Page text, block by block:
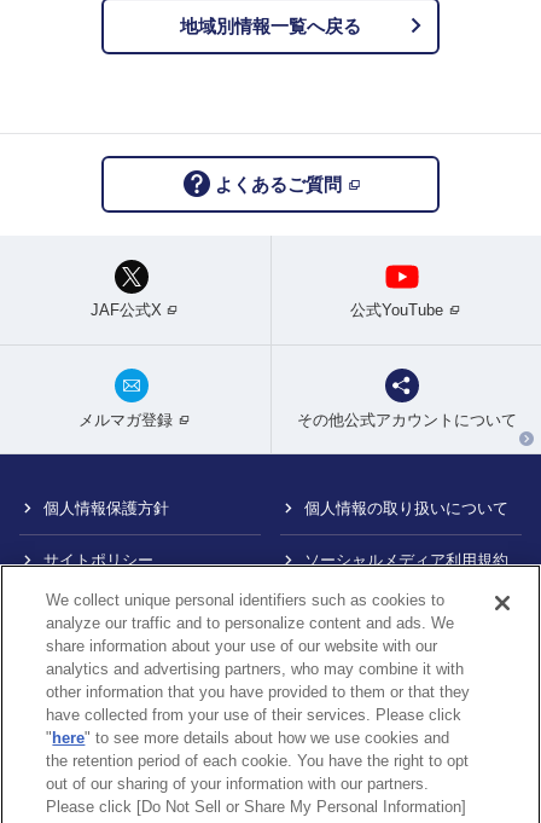
地域別情報一覧へ戻る
よくあるご質問
JAF公式X 公式YouTube
メルマガ登録 その他公式アカウントについて
個人情報保護方針 個人情報の取り扱いについて
サイトポリシー ソーシャルメディア利用規約
特定商取引法に基づく表示 情報提供終了のお知らせ
Do Not Sell or Share My
Personal Information
カスタマーハラスメント対応
について
内部通報制度について
〒105-0012
We collect unique personal identifiers such as cookies to
analyze our traffic and to personalize content and ads. We
share information about your use of our website with our
analytics and advertising partners, who may combine it with
other information that you have provided to them or that they
have collected from your use of their services. Please click
" here" to see more details about how we use cookies and
the retention period of each cookie. You have the right to opt
out of our sharing of your information with our partners.
Please click [Do Not Sell or Share My Personal Information]